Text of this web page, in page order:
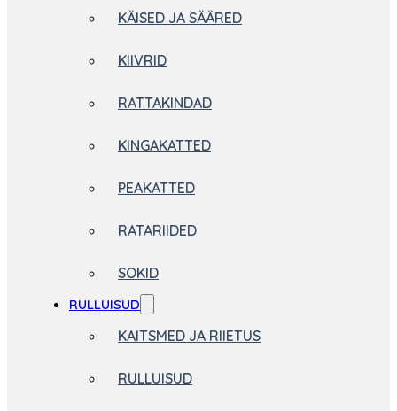
KÄISED JA SÄÄRED
KIIVRID
RATTAKINDAD
KINGAKATTED
PEAKATTED
RATARIIDED
SOKID
RULLUISUD
KAITSMED JA RIIETUS
RULLUISUD